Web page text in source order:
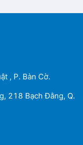
, P. Bàn Cờ.
218 Bạch Đằng, Q.